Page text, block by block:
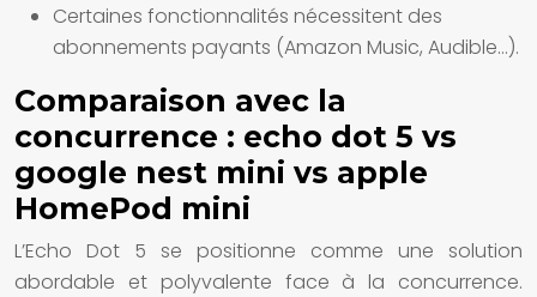
Certaines fonctionnalités nécessitent des
abonnements payants (Amazon Music, Audible…).
Comparaison avec la
concurrence : echo dot 5 vs
google nest mini vs apple
HomePod mini
L’Echo Dot 5 se positionne comme une solution
abordable et polyvalente face à la concurrence.